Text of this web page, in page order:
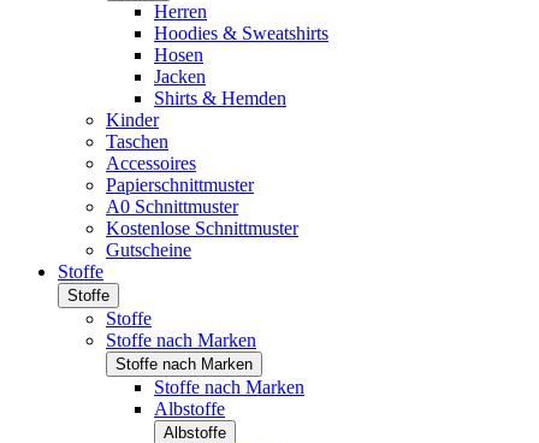
Herren
Hoodies & Sweatshirts
Hosen
Jacken
Shirts & Hemden
Kinder
Taschen
Accessoires
Papierschnittmuster
A0 Schnittmuster
Kostenlose Schnittmuster
Gutscheine
Stoffe
Stoffe
Stoffe
Stoffe nach Marken
Stoffe nach Marken
Stoffe nach Marken
Albstoffe
Albstoffe